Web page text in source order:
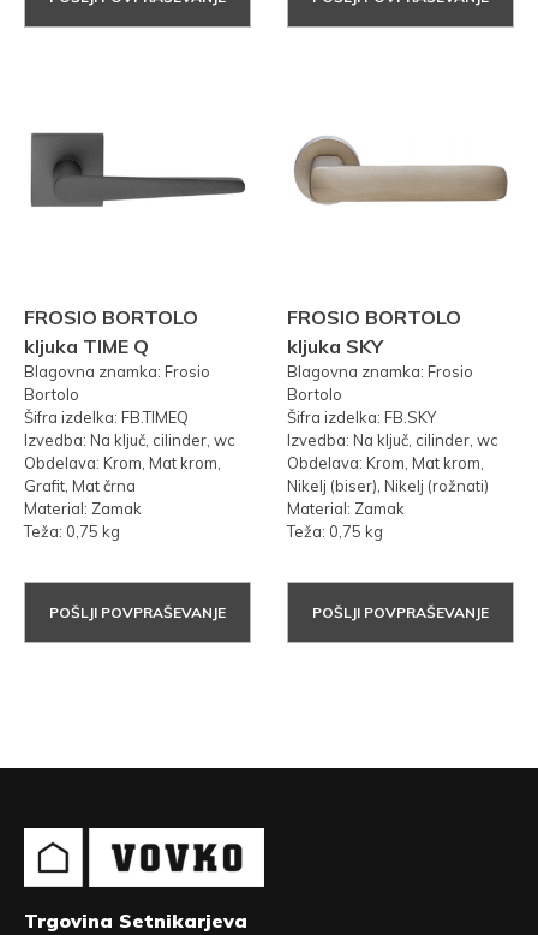
FROSIO BORTOLO
kljuka TIME Q
Blagovna znamka: Frosio
Bortolo
Šifra izdelka: FB.TIMEQ
Izvedba: Na ključ, cilinder, wc
Obdelava: Krom, Mat krom,
Grafit, Mat črna
Material: Zamak
Teža: 0,75 kg
POŠLJI POVPRAŠEVANJE
FROSIO BORTOLO
kljuka SKY
Blagovna znamka: Frosio
Bortolo
Šifra izdelka: FB.SKY
Izvedba: Na ključ, cilinder, wc
Obdelava: Krom, Mat krom,
Nikelj (biser), Nikelj (rožnati)
Material: Zamak
Teža: 0,75 kg
POŠLJI POVPRAŠEVANJE
Trgovina Setnikarjeva